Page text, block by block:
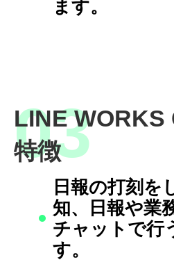
ます。
LINE
特徴
日報の打刻を
知、日報や業
チャットで行
す。